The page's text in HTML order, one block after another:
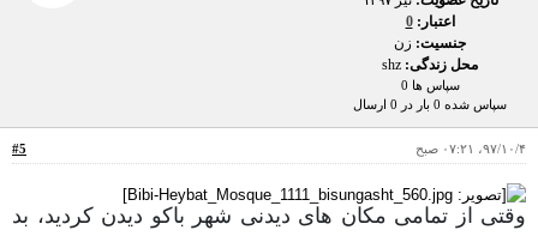
اعتبار:0
جنسیت: زن
محل زندگی:
سپاس ها 0
سپاس شده 0 بار در 0 ارسال
#5 ۹۷/۱۰/۴، ۰۷:۲۱ صبح
وقتی از تمامی مکان های دیدنی شهر باکو دیدن کردید، بد